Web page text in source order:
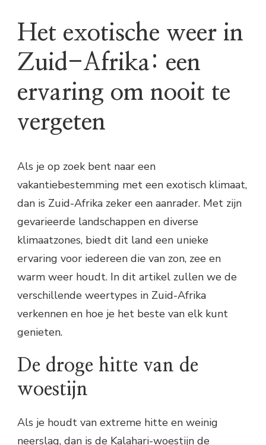
Het exotische weer in
Zuid-Afrika: een
ervaring om nooit te
vergeten
Als je op zoek bent naar een
vakantiebestemming met een exotisch klimaat,
dan is Zuid-Afrika zeker een aanrader. Met zijn
gevarieerde landschappen en diverse
klimaatzones, biedt dit land een unieke
ervaring voor iedereen die van zon, zee en
warm weer houdt. In dit artikel zullen we de
verschillende weertypes in Zuid-Afrika
verkennen en hoe je het beste van elk kunt
genieten.
De droge hitte van de
woestijn
Als je houdt van extreme hitte en weinig
neerslag, dan is de Kalahari-woestijn de